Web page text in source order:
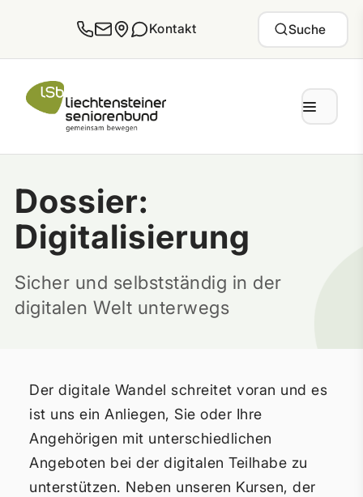
Kontakt Suche
Dossier:
Digitalisierung
Sicher und selbstständig in der
digitalen Welt unterwegs
Der digitale Wandel schreitet voran und es
ist uns ein Anliegen, Sie oder Ihre
Angehörigen mit unterschiedlichen
Angeboten bei der digitalen Teilhabe zu
unterstützen. Neben unseren Kursen, der